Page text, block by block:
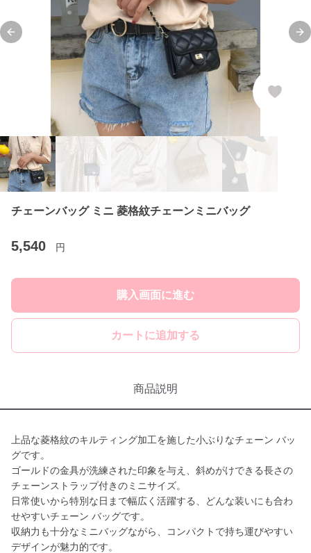
Previous slide
チェーンバッグ ミニ 菱格紋チェーンミニバッグ
5,540 円
購入画面に進む
カートに追加する
商品説明
上品な菱格紋のキルティング加工を施した小ぶりなチェーン バッ
グです。
ゴールドの金具が洗練された印象を与え、斜めがけできる長さの
チェーンストラップ付きのミニサイズ。
日常使いから特別な日まで幅広く活躍する、どんな装いにも合わ
せやすいチェーン バッグです。
収納力も十分なミニバッグながら、コンパクトで持ち運びやすい
デザインが魅力的です。